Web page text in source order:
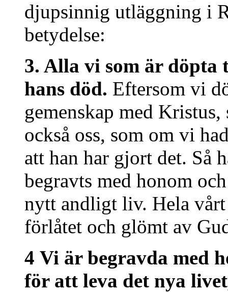
djupsinnig utläggning i
betydelse:
3. Alla vi som är
hans död. Eftersom vi
gemenskap med
också oss, som om vi
att han har gjort det. Så
begravts med honom
nytt andligt liv. Hela
förlåtet och glömt av
4 Vi är begravda med
för att leva det nya